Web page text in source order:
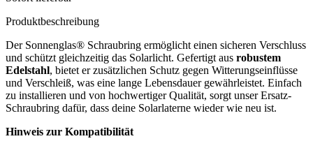
Produktbeschreibung
Der Sonnenglas® Schraubring ermöglicht einen sicheren Verschluss
und schützt gleichzeitig das Solarlicht. Gefertigt aus robustem
Edelstahl, bietet er zusätzlichen Schutz gegen Witterungseinflüsse
und Verschleiß, was eine lange Lebensdauer gewährleistet. Einfach
zu installieren und von hochwertiger Qualität, sorgt unser Ersatz-
Schraubring dafür, dass deine Solarlaterne wieder wie neu ist.
Hinweis zur Kompatibilität